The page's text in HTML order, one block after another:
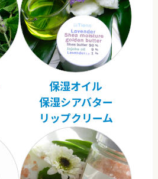
保湿オイル
保湿シアバター
リップクリーム